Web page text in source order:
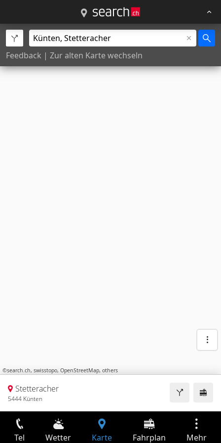
Feedback | Zur alten Karte wechseln
©search.ch, swisstopo, OpenStreetMap, others
Stetteracher
5444 Künten
Tel Wetter Karte Fahrplan Mehr